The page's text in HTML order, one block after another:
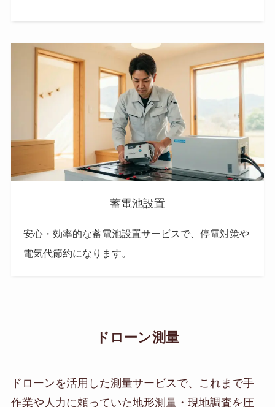
蓄電池設置
安心・効率的な蓄電池設置サービスで、停電対策や
電気代節約になります。
ドローン測量
ドローンを活用した測量サービスで、これまで手
作業や人力に頼っていた地形測量・現地調査を圧